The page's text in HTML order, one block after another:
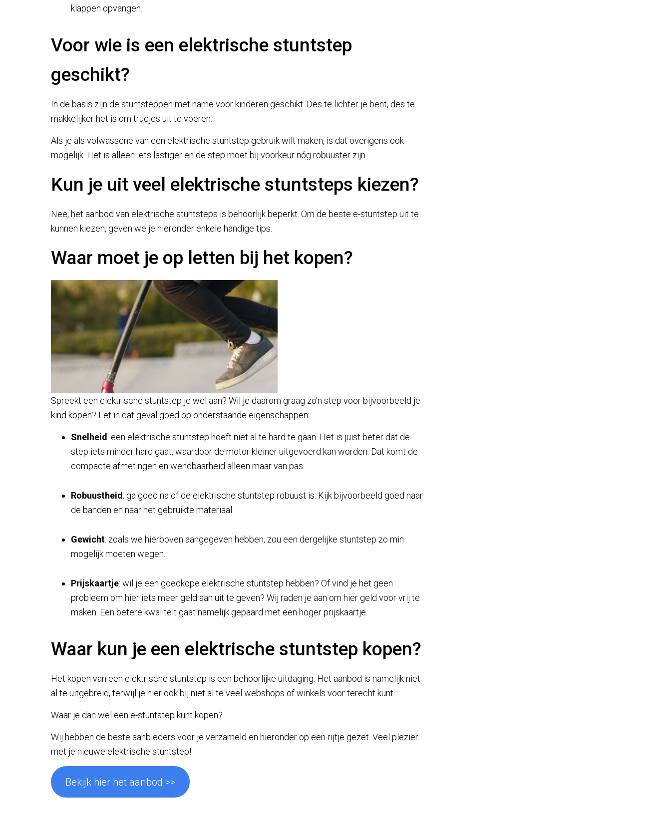
klappen opvangen.
Voor wie is een elektrische stuntstep
geschikt?
In de basis zijn de stuntsteppen met name voor kinderen geschikt. Des te lichter je bent, des te
makkelijker het is om trucjes uit te voeren.
Als je als volwassene van een elektrische stuntstep gebruik wilt maken, is dat overigens ook
mogelijk. Het is alleen iets lastiger en de step moet bij voorkeur nóg robuuster zijn.
Kun je uit veel elektrische stuntsteps kiezen?
Nee, het aanbod van elektrische stuntsteps is behoorlijk beperkt. Om de beste e-stuntstep uit te
kunnen kiezen, geven we je hieronder enkele handige tips.
Waar moet je op letten bij het kopen?
Spreekt een elektrische stuntstep je wel aan? Wil je daarom graag zo’n step voor bijvoorbeeld je
kind kopen? Let in dat geval goed op onderstaande eigenschappen:
Snelheid : een elektrische stuntstep hoeft niet al te hard te gaan. Het is juist beter dat de
step iets minder hard gaat, waardoor de motor kleiner uitgevoerd kan worden. Dat komt de
compacte afmetingen en wendbaarheid alleen maar van pas.
Robuustheid : ga goed na of de elektrische stuntstep robuust is. Kijk bijvoorbeeld goed naar
de banden en naar het gebruikte materiaal.
Gewicht: zoals we hierboven aangegeven hebben, zou een dergelijke stuntstep zo min
mogelijk moeten wegen.
Prijskaartje: wil je een goedkope elektrische stuntstep hebben? Of vind je het geen
probleem om hier iets meer geld aan uit te geven? Wij raden je aan om hier geld voor vrij te
maken. Een betere kwaliteit gaat namelijk gepaard met een hoger prijskaartje.
Waar kun je een elektrische stuntstep kopen?
Het kopen van een elektrische stuntstep is een behoorlijke uitdaging. Het aanbod is namelijk niet
al te uitgebreid, terwijl je hier ook bij niet al te veel webshops of winkels voor terecht kunt.
Waar je dan wel een e-stuntstep kunt kopen?
Wij hebben de beste aanbieders voor je verzameld en hieronder op een rijtje gezet. Veel plezier
met je nieuwe elektrische stuntstep!
Bekijk hier het aanbod >>